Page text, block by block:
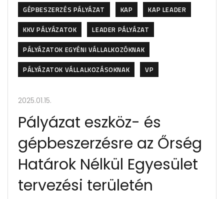
GÉPBESZERZÉS PÁLYÁZAT
KAP
KAP LEADER
KKV PÁLYÁZATOK
LEADER PÁLYÁZAT
PÁLYÁZATOK EGYÉNI VÁLLALKOZÓKNAK
PÁLYÁZATOK VÁLLALKOZÁSOKNAK
VP
2025.01.15.
Pályázat eszköz- és
gépbeszerzésre az Őrség
Határok Nélkül Egyesület
tervezési területén